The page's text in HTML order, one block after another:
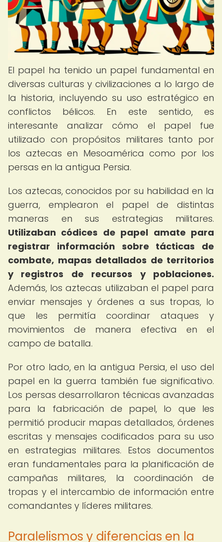
El papel ha tenido un papel fundamental en
diversas culturas y civilizaciones a lo largo de
la historia, incluyendo su uso estratégico en
conflictos bélicos. En este sentido, es
interesante analizar cómo el papel fue
utilizado con propósitos militares tanto por
los aztecas en Mesoamérica como por los
persas en la antigua Persia.
Los aztecas, conocidos por su habilidad en la
guerra, emplearon el papel de distintas
maneras en sus estrategias militares.
Utilizaban códices de papel amate para
registrar información sobre tácticas de
combate, mapas detallados de territorios
y registros de recursos y poblaciones.
Además, los aztecas utilizaban el papel para
enviar mensajes y órdenes a sus tropas, lo
que les permitía coordinar ataques y
movimientos de manera efectiva en el
campo de batalla.
Por otro lado, en la antigua Persia, el uso del
papel en la guerra también fue significativo.
Los persas desarrollaron técnicas avanzadas
para la fabricación de papel, lo que les
permitió producir mapas detallados, órdenes
escritas y mensajes codificados para su uso
en estrategias militares. Estos documentos
eran fundamentales para la planificación de
campañas militares, la coordinación de
tropas y el intercambio de información entre
comandantes y líderes militares.
Paralelismos y diferencias en la